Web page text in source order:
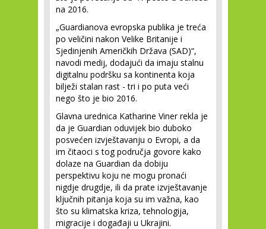
na 2016.
„Guardianova evropska publika je treća
po veličini nakon Velike Britanije i
Sjedinjenih Američkih Država (SAD)“,
navodi medij, dodajući da imaju stalnu
digitalnu podršku sa kontinenta koja
bilježi stalan rast - tri i po puta veći
nego što je bio 2016.
Glavna urednica Katharine Viner rekla je
da je Guardian oduvijek bio duboko
posvećen izvještavanju o Evropi, a da
im čitaoci s tog područja govore kako
dolaze na Guardian da dobiju
perspektivu koju ne mogu pronaći
nigdje drugdje, ili da prate izvještavanje
ključnih pitanja koja su im važna, kao
što su klimatska kriza, tehnologija,
migracije i događaji u Ukrajini.